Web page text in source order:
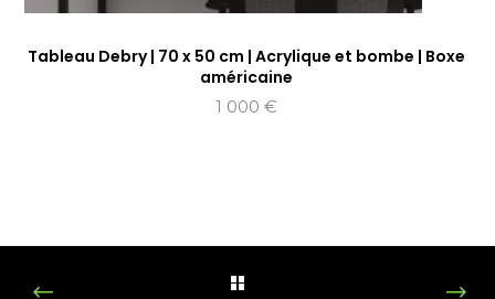
Tableau Debry | 70 x 50 cm | Acrylique et bombe | Boxe
américaine
1 000€